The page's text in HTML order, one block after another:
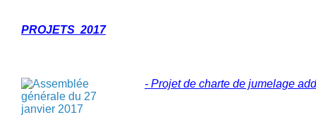
PROJETS 2017
- Projet de charte de jumelage